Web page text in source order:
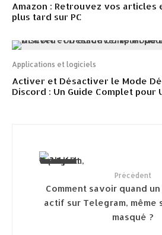
Amazon : Retrouvez vos articles
plus tard sur PC
Applications et logiciels
Activer et Désactiver le Mode
Discord : Un Guide Complet pour
Précédent
Comment savoir quand
actif sur Telegram, même
masqué ?